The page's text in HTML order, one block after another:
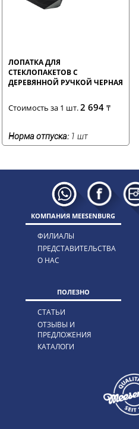
ЛОПАТКА ДЛЯ
СТЕКЛОПАКЕТОВ С
ДЕРЕВЯННОЙ РУЧКОЙ ЧЕРНАЯ
Стоимость за 1 шт.2 694 ₸
Норма отпуска: 1 шт
КОМПАНИЯ MEESENBURG
ФИЛИАЛЫ
ПРЕДСТАВИТЕЛЬСТВА
О НАС
ПОЛЕЗНО
СТАТЬИ
ОТЗЫВЫ И
ПРЕДЛОЖЕНИЯ
КАТАЛОГИ